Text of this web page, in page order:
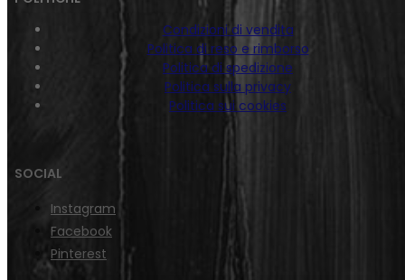
Condizioni di vendita
Politica di reso e rimborso
Politica di spedizione
Politica sulla privacy
Politica sui cookies
SOCIAL
Instagram
Facebook
Pinterest